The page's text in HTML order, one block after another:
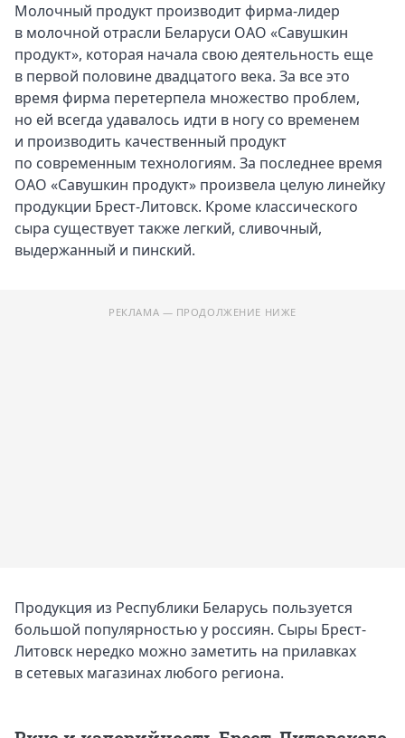
Польза и вред сыра
Противопоказания к употреблению Брест-Литовского
сыра
Что приготовить из Брест-Литовска
Какое вино подходит к сыру
Молочный продукт производит фирма-лидер
в молочной отрасли Беларуси ОАО «Савушкин
продукт», которая начала свою деятельность еще
в первой половине двадцатого века. За все это
время фирма перетерпела множество проблем,
но ей всегда удавалось идти в ногу со временем
и производить качественный продукт
по современным технологиям. За последнее время
ОАО «Савушкин продукт» произвела целую линейку
продукции Брест-Литовск. Кроме классического
сыра существует также легкий, сливочный,
выдержанный и пинский.
РЕКЛАМА — ПРОДОЛЖЕНИЕ НИЖЕ
Продукция из Республики Беларусь пользуется
большой популярностью у россиян. Сыры Брест-
Литовск нередко можно заметить на прилавках
в сетевых магазинах любого региона.